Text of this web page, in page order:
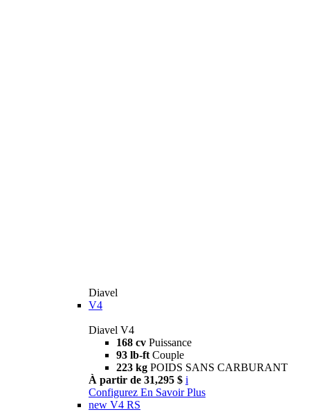
Diavel
V4
Diavel V4
168 cv Puissance
93 lb-ft Couple
223 kg POIDS SANS CARBURANT
À partir de 31,295 $ i
Configurez En Savoir Plus
new V4 RS